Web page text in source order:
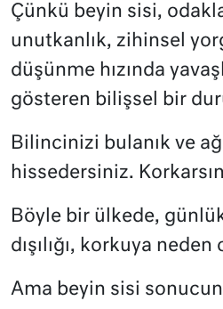
Çünkü beyin sisi,
unutkanlık, zihinsel
düşünme hızında
gösteren bilişsel bir
Bilincinizi bulanık ve
hissedersiniz.
Böyle bir ülkede,
dışılığı, korkuya
Ama beyin sisi